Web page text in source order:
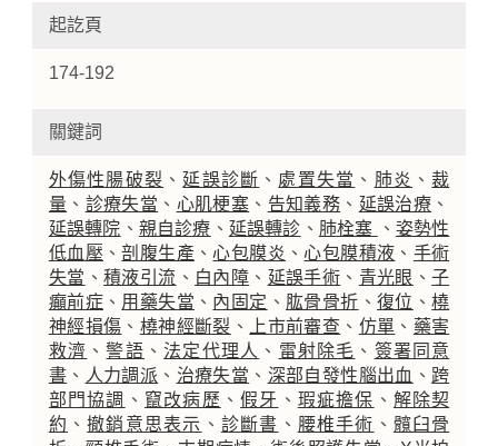
起訖頁
174-192
關鍵詞
外傷性腸破裂 、 延誤診斷 、 處置失當 、 肺炎 、裁
量 、 診療失當 、 心肌梗塞 、 告知義務 、 延誤治療 、
延誤轉院 、 親自診療 、 延誤轉診 、 肺栓塞 、 姿勢性
低血壓 、剖腹生產 、 心包膜炎 、 心包膜積液 、 手術
失當 、積液引流 、 白內障 、 延誤手術 、 青光眼 、子
癲前症 、 用藥失當 、 內固定 、 肱骨骨折 、復位 、橈
神經損傷 、 橈神經斷裂 、 上市前審查 、 仿單 、 藥害
救濟 、警語 、 法定代理人 、 雷射除毛 、 簽署同意
書 、 人力調派 、 治療失當 、 深部自發性腦出血 、 跨
部門協調 、 竄改病歷 、假牙 、 瑕疵擔保 、 解除契
約 、撤銷意思表示 、 診斷書 、 腰椎手術 、 髖臼骨